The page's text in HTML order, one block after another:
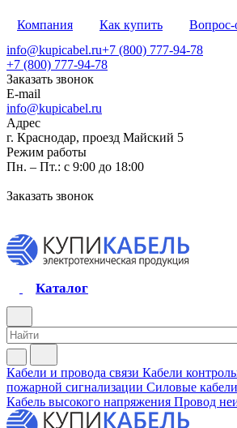
Компания Как купить Вопрос-
info@kupicabel.ru+7 (800) 777-94-78
+7 (800) 777-94-78
Заказать звонок
E-mail
info@kupicabel.ru
Адрес
г. Краснодар, проезд Майский 5
Режим работы
Пн. – Пт.: с 9:00 до 18:00
Заказать звонок
Каталог
Кабели и провода связи Кабели
пожарной сигнализации Силовые кабели
Кабель высокого напряжения Провод